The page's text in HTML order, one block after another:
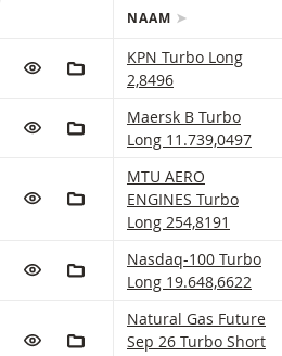
Tabel met (gefilterde) producten.
NAAM
VOEG TOE AAN WATCHLIST
AAN PORTFOLIO TOEVOEGEN
KPN Turbo Long Met
KPN Turbo Long
2,8496
VOEG TOE AAN WATCHLIST
AAN PORTFOLIO TOEVOEGEN
Maersk B Turbo
Maersk B Turbo
Long 11.739,0497
VOEG TOE AAN WATCHLIST
AAN PORTFOLIO TOEVOEGEN
MTU AERO
MTU AERO
ENGINES Turbo
Long 254,8191
VOEG TOE AAN WATCHLIST
AAN PORTFOLIO TOEVOEGEN
Nasdaq-100 Turbo
Nasdaq-100 Turbo
Long 19.648,6622
VOEG TOE AAN WATCHLIST
AAN PORTFOLIO TOEVOEGEN
Natural Gas Future
Natural Gas Future
Sep 26 Turbo Short